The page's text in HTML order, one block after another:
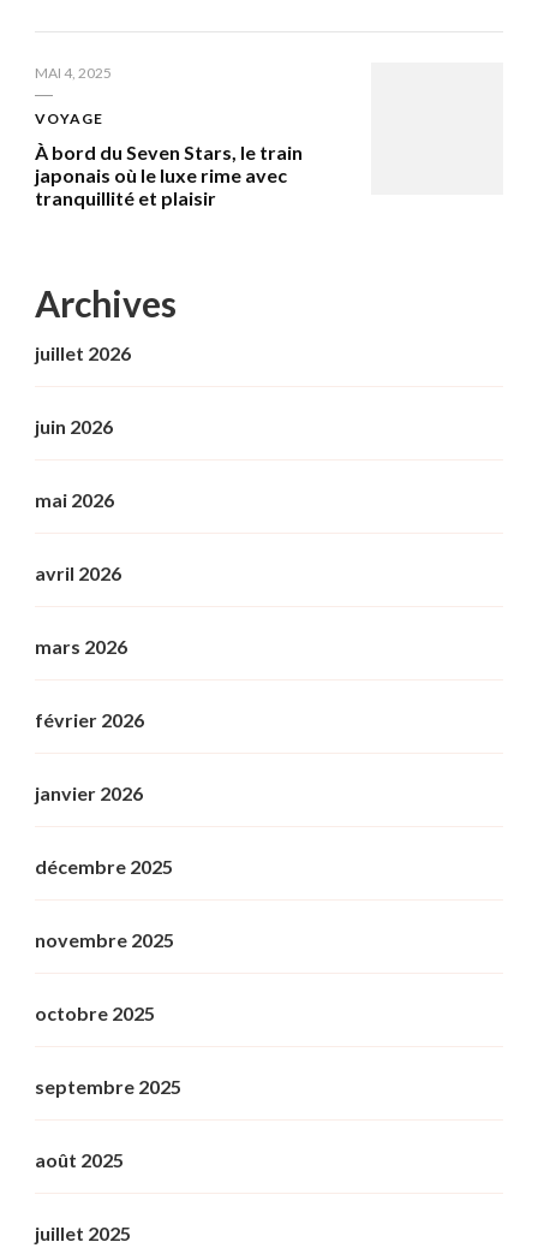
MAI 4, 2025
VOYAGE
À bord du Seven Stars, le train
japonais où le luxe rime avec
tranquillité et plaisir
Archives
juillet 2026
juin 2026
mai 2026
avril 2026
mars 2026
février 2026
janvier 2026
décembre 2025
novembre 2025
octobre 2025
septembre 2025
août 2025
juillet 2025